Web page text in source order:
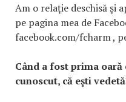
Am o relaţie deschisă şi
pe pagina mea de
facebook.com/fcharm ,
Când a fost prima
cunoscut, că eşti